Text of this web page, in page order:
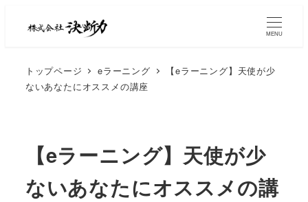
MENU
トップページ eラーニング
【eラーニング】天使が少
ないあなたにオススメの講座
【eラーニング】天使が少
ないあなたにオススメの講